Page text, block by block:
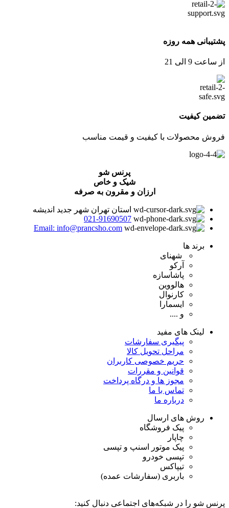
پشتیبانی همه روزه
از ساعت 9 الی 21
تضمین کیفیت
فروش محصولات با کیفیت و قیمت مناسب
پرنس شو
شیک و خاص
ارزان و مقرون به صرفه
استان تهران شهر جدید اندیشه
021-91690507
Email: info@prancsho.com
برند ها
شهنای
آرکو
پاشاسازه
هالووین
کارنوال
ایسمارا
و ....
لینک های مفید
پیگیری سفارشات
مراحل تحویل کالا
حریم خصوصی کاربران
قوانین و مقررات
مجوز ها و درگاه پرداخت
تماس با ما
درباره ما
روش های ارسال
پیک فروشگاه
چاپار
پیک موتور اسنپ و تپسی
تپسی خودرو
تیپاکس
باربری (سفارشات عمده)
پرنس شو را در شبکه‌های اجتماعی دنبال کنید: